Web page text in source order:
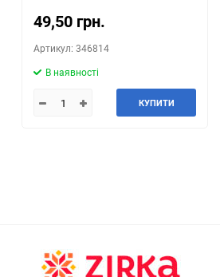
49,50 грн.
Артикул: 346814
В наявності
КУПИТИ